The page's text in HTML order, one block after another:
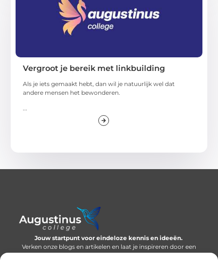
Vergroot je bereik met linkbuilding
Als je iets gemaakt hebt, dan wil je natuurlijk wel dat
andere mensen het bewonderen.
...
Jouw startpunt voor eindeloze kennis en ideeën.
Verken onze blogs en artikelen en laat je inspireren door een
wereld vol inzichten.